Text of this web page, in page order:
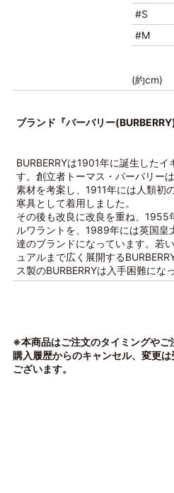
#S
#M
(約cm)
ブランド『バーバリー
BURBERRYは1901年に誕生した
す。創立者トーマス・バーバリー
素材を考案し、1911年には人類初
寒具として着用しました。
その後も改良に改良を重ね、1955
ルワラントを、1989年には英国皇
達のブランドになっています。若
ュアルまで広く展開する
ス製のBURBERRYは入手困難にな
※本商品はご注文のタイミングやご
購入履歴からのキャンセル、変更
ございます。